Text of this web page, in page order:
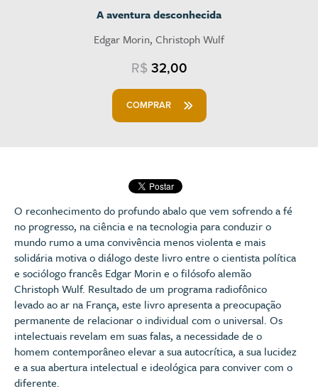
A aventura desconhecida
Edgar Morin, Christoph Wulf
R$ 32,00
COMPRAR
O reconhecimento do profundo abalo que vem sofrendo a fé
no progresso, na ciência e na tecnologia para conduzir o
mundo rumo a uma convivência menos violenta e mais
solidária motiva o diálogo deste livro entre o cientista política
e sociólogo francês Edgar Morin e o filósofo alemão
Christoph Wulf. Resultado de um programa radiofônico
levado ao ar na França, este livro apresenta a preocupação
permanente de relacionar o individual com o universal. Os
intelectuais revelam em suas falas, a necessidade de o
homem contemporâneo elevar a sua autocrítica, a sua lucidez
e a sua abertura intelectual e ideológica para conviver com o
diferente.